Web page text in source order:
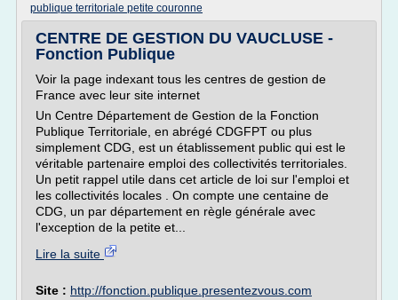
publique territoriale petite couronne
CENTRE DE GESTION DU VAUCLUSE -
Fonction Publique
Voir la page indexant tous les centres de gestion de
France avec leur site internet
Un Centre Département de Gestion de la Fonction
Publique Territoriale, en abrégé CDGFPT ou plus
simplement CDG, est un établissement public qui est le
véritable partenaire emploi des collectivités territoriales.
Un petit rappel utile dans cet article de loi sur l'emploi et
les collectivités locales . On compte une centaine de
CDG, un par département en règle générale avec
l'exception de la petite et...
Lire la suite
Site : http://fonction.publique.presentezvous.com